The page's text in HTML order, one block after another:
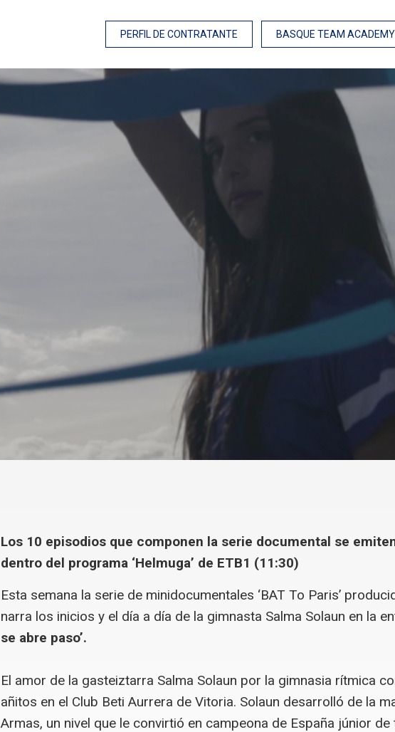
PERFIL DE CONTRATANTE BASQUE TEAM ACADEMY
Los 10 episodios que componen la serie documental se
dentro del programa ‘Helmuga’ de ETB1 (11:30)
Esta semana la serie de minidocumentales ‘BAT To Paris’
narra los inicios y el día a día de la gimnasta Salma Solaun en la
se abre paso’.
El amor de la gasteiztarra Salma Solaun por la gimnasia rítmica
añitos en el Club Beti Aurrera de Vitoria. Solaun desarrolló de la
Armas, un nivel que le convirtió en campeona de España júnior